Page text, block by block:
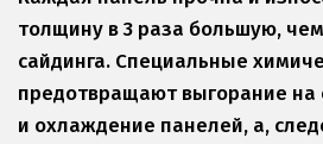
толщину в 3 раза большую,
сайдинга. Специальные
предотвращают выгорание на
и охлаждение панелей, а,